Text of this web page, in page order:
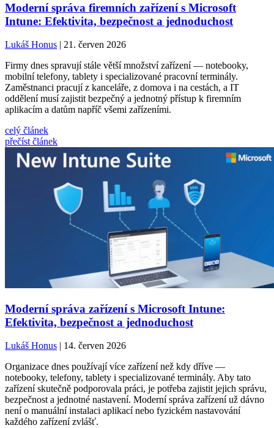
Moderní správa firemních zařízení s Microsoft
Intune: Efektivita, bezpečnost a jednoduchost
Lukáš Honus | 21. červen 2026
Firmy dnes spravují stále větší množství zařízení — notebooky,
mobilní telefony, tablety i specializované pracovní terminály.
Zaměstnanci pracují z kanceláře, z domova i na cestách, a IT
oddělení musí zajistit bezpečný a jednotný přístup k firemním
aplikacím a datům napříč všemi zařízeními.
celý článek
přečíst článek
Moderní správa zařízení s Microsoft Intune:
Efektivita, bezpečnost a jednoduchost
Lukáš Honus | 14. červen 2026
Organizace dnes používají více zařízení než kdy dříve —
notebooky, telefony, tablety i specializované terminály. Aby tato
zařízení skutečně podporovala práci, je potřeba zajistit jejich správu,
bezpečnost a jednotné nastavení. Moderní správa zařízení už dávno
není o manuální instalaci aplikací nebo fyzickém nastavování
každého zařízení zvlášť.